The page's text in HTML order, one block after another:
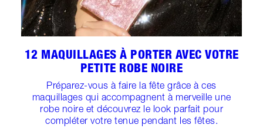
12 MAQUILLAGES À PORTER AVEC VOTRE
PETITE ROBE NOIRE
Préparez-vous à faire la fête grâce à ces
maquillages qui accompagnent à merveille une
robe noire et découvrez le look parfait pour
compléter votre tenue pendant les fêtes.